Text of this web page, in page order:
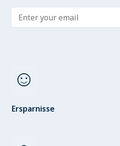
Enter address
sentiment_satisfied
Ersparnisse